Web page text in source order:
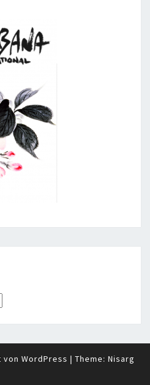
WordPress | Theme: Nisarg